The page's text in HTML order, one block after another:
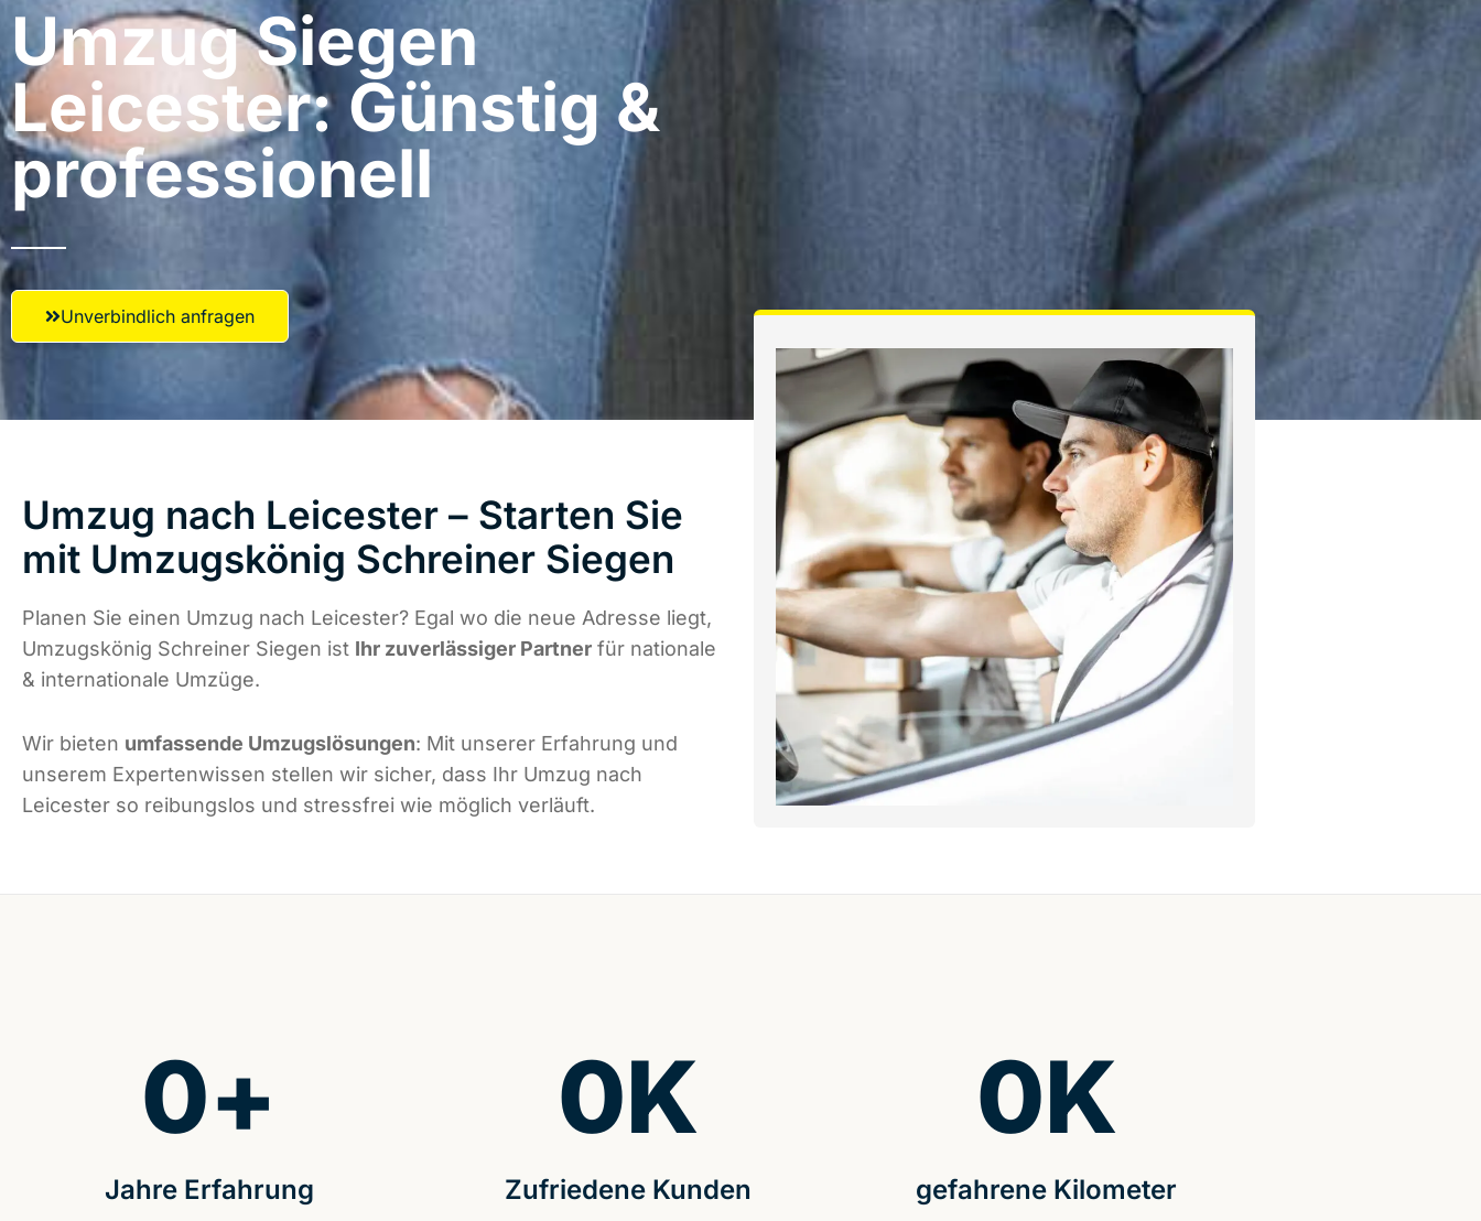
Umzug Siegen​
Leicester: Günstig &
professionell​
Unverbindlich anfragen
Umzug nach Leicester – Starten Sie
mit Umzugskönig Schreiner Siegen
Planen Sie einen Umzug nach Leicester? Egal wo die neue Adresse liegt,
Umzugskönig Schreiner Siegen ist Ihr zuverlässiger Partner für nationale
& internationale Umzüge.
Wir bieten umfassende Umzugslösungen: Mit unserer Erfahrung und
unserem Expertenwissen stellen wir sicher, dass Ihr Umzug nach
Leicester so reibungslos und stressfrei wie möglich verläuft.
Jahre Erfahrung
0+
Zufriedene Kunden
0K
gefahrene Kilometer
0K